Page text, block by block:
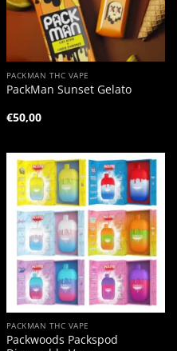
PACKMAN THC VAPE
PackMan Sunset Gelato
€50,00
PACKMAN THC VAPE
Packwoods Packspod